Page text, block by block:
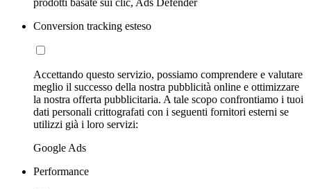
prodotti basate sui clic, Ads Defender
Conversion tracking esteso
Accettando questo servizio, possiamo comprendere e valutare
meglio il successo della nostra pubblicità online e ottimizzare
la nostra offerta pubblicitaria. A tale scopo confrontiamo i tuoi
dati personali crittografati con i seguenti fornitori esterni se
utilizzi già i loro servizi:
Google Ads
Performance